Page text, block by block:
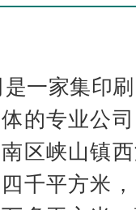
一家集印刷
的专业公司
区峡山镇
千平方米